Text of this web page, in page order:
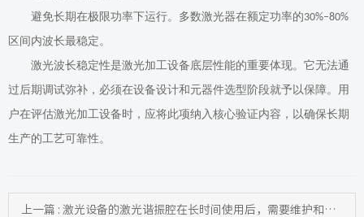
避免长期在极限功率下运行。多数激光器在额定功率的30%–80%
区间内波长最稳定。
激光波长稳定性是激光加工设备底层性能的重要体现。它无法通
过后期调试弥补，必须在设备设计和元器件选型阶段就予以保障。用
户在评估激光加工设备时，应将此项纳入核心验证内容，以确保长期
生产的工艺可靠性。
上一篇 : 激光设备的激光谐振腔在长时间使用后，需要维护和优化吗？